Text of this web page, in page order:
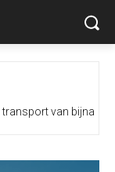
van bijna